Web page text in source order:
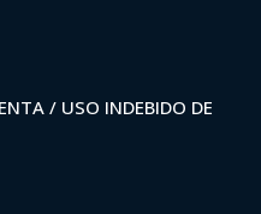
/ USO INDEBIDO DE